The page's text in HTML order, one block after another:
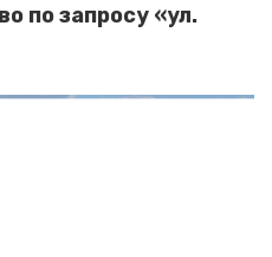
по запросу «ул.